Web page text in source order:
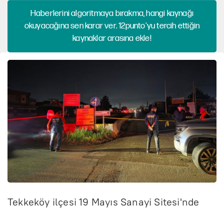
Haberlerini algoritmaya bırakma, hangi kaynağı
okuyacağına sen karar ver. 12punto'yu tercih ettiğin
kaynaklar arasına ekle!
Tekkeköy ilçesi 19 Mayıs Sanayi Sitesi'nde